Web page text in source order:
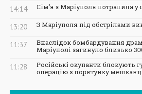
14:14 Сім'я з Маріуполя потрапила
13:20 З Маріуполя під обстрілами
11:37
Внаслідок бомбардування
Маріуполі загинуло близько
11:28
Російські окупанти блокують
операцію з порятунку